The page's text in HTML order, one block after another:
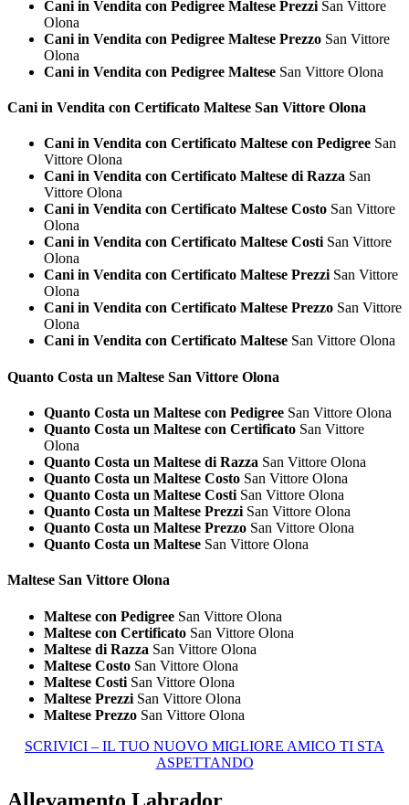
Cani in Vendita con Pedigree Maltese Prezzi San Vittore
Olona
Cani in Vendita con Pedigree Maltese Prezzo San Vittore
Olona
Cani in Vendita con Pedigree Maltese San Vittore Olona
Cani in Vendita con Certificato Maltese San Vittore Olona
Cani in Vendita con Certificato Maltese con Pedigree San
Vittore Olona
Cani in Vendita con Certificato Maltese di Razza San
Vittore Olona
Cani in Vendita con Certificato Maltese Costo San Vittore
Olona
Cani in Vendita con Certificato Maltese CostiSan Vittore
Olona
Cani in Vendita con Certificato Maltese PrezziSan Vittore
Olona
Cani in Vendita con Certificato Maltese Prezzo San Vittore
Olona
Cani in Vendita con Certificato Maltese San Vittore Olona
Quanto Costa un Maltese San Vittore Olona
Quanto Costa un Maltese con Pedigree San Vittore Olona
Quanto Costa un Maltese con Certificato San Vittore
Olona
Quanto Costa un Maltese di Razza San Vittore Olona
Quanto Costa un Maltese Costo San Vittore Olona
Quanto Costa un Maltese Costi San Vittore Olona
Quanto Costa un Maltese Prezzi San Vittore Olona
Quanto Costa un Maltese Prezzo San Vittore Olona
Quanto Costa un Maltese San Vittore Olona
Maltese San Vittore Olona
Maltese con Pedigree San Vittore Olona
Maltese con Certificato San Vittore Olona
Maltese di Razza San Vittore Olona
Maltese Costo San Vittore Olona
Maltese Costi San Vittore Olona
Maltese Prezzi San Vittore Olona
Maltese Prezzo San Vittore Olona
SCRIVICI – IL TUO NUOVO MIGLIORE AMICO TI STA
ASPETTANDO